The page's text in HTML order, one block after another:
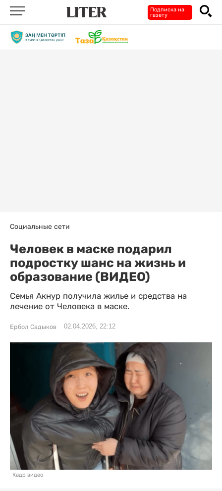
Подписка на
газету
Социальные сети
Человек в маске подарил
подростку шанс на жизнь и
образование (ВИДЕО)
Семья Акнур получила жилье и средства на
лечение от Человека в маске.
Ербол Садыков 02.04.2026, 22:12
Кадр видео